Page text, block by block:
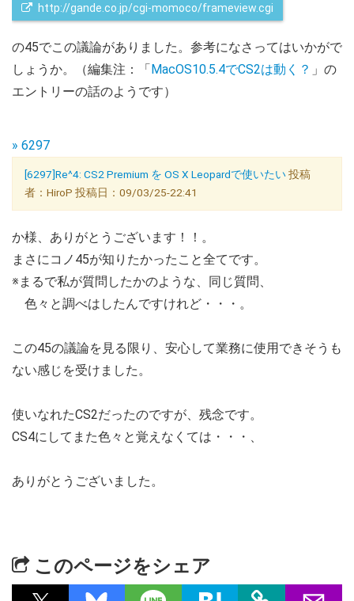
http://gande.co.jp/cgi-momoco/frameview.cgi
の45でこの議論がありました。参考になさってはいかがで
しょうか。（編集注：「MacOS10.5.4でCS2は動く？ 」の
エントリーの話のようです）
» 6297
[6297]Re^4: CS2 Premium を OS X Leopardで使いたい投稿
者：HiroP 投稿日：09/03/25-22:41
か様、ありがとうございます！！。
まさにコノ45が知りたかったこと全てです。
※まるで私が質問したかのような、同じ質問、
色々と調べはしたんですけれど・・・。
この45の議論を見る限り、安心して業務に使用できそうも
ない感じを受けました。
使いなれたCS2だったのですが、残念です。
CS4にしてまた色々と覚えなくては・・・、
ありがとうございました。
このページをシェア